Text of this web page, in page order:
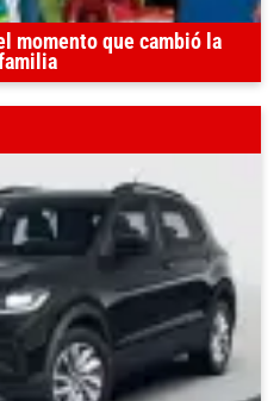
momento que cambió la